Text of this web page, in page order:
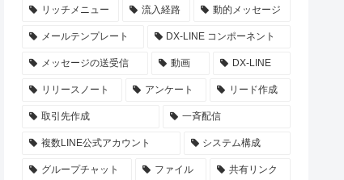
リッチメニュー 流入経路 動的メッセージ
メールテンプレート DX-LINE コンポーネント
メッセージの送受信 動画 DX-LINE
リリースノート アンケート リード作成
取引先作成 一斉配信
複数LINE公式アカウント システム構成
グループチャット ファイル 共有リンク